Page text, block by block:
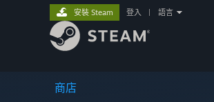
商店
安裝 Steam 登入 語言